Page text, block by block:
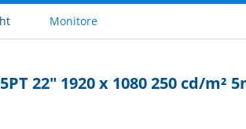
Monitore
22" 1920 x 1080 250 cd/